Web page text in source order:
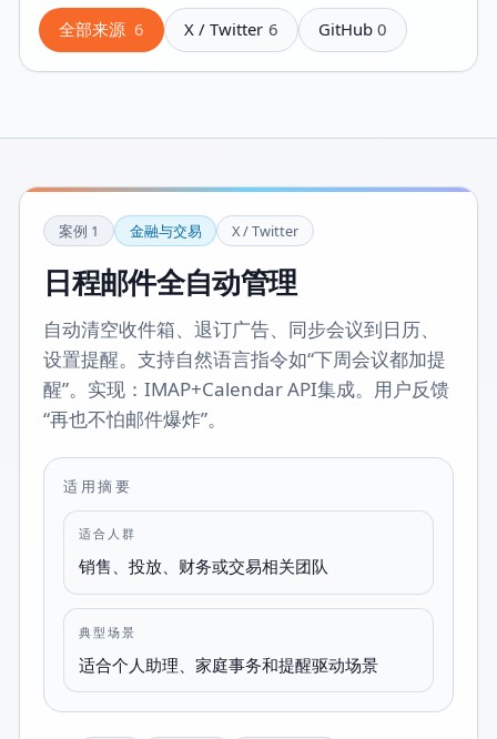
全部来源 6 X / Twitter 6 GitHub 0
案例 1 金融与交易 X / Twitter
日程邮件全自动管理
自动清空收件箱、退订广告、同步会议到日历、
设置提醒。支持自然语言指令如“下周会议都加提
醒”。实现：IMAP+Calendar API集成。用户反馈
“再也不怕邮件爆炸”。
适用摘要
适合人群
销售、投放、财务或交易相关团队
典型场景
适合个人助理、家庭事务和提醒驱动场景